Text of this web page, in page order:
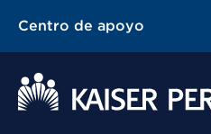
Centro de apoyo